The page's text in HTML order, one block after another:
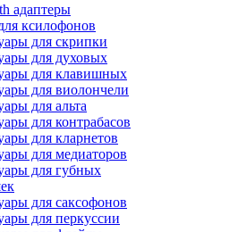
адаптеры
ксилофонов
для скрипки
для духовых
для клавишных
для виолончели
для альта
для контрабасов
для кларнетов
для медиаторов
для губных
для саксофонов
для перкуссии